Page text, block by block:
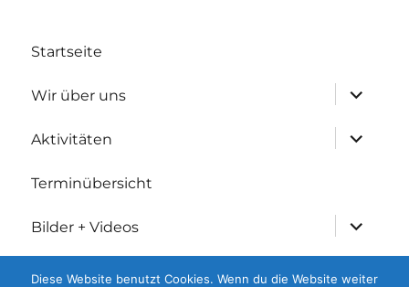
Startseite
Wir über uns
Aktivitäten
Terminübersicht
Bilder + Videos
Geschichtliches
Diese Website benutzt Cookies. Wenn du die Website weiter